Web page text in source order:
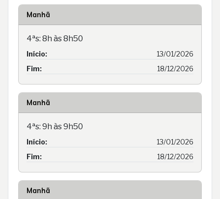
Manhã
4ªs: 8h às 8h50
Início:
13/01/2026
Fim:
18/12/2026
Manhã
4ªs: 9h às 9h50
Início:
13/01/2026
Fim:
18/12/2026
Manhã